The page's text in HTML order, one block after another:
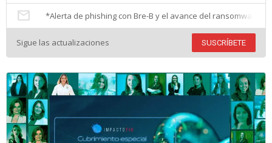
mail *Alerta de phishing con Bre-B y el avance del ransomware
Sigue las actualizaciones SUSCRÍBETE